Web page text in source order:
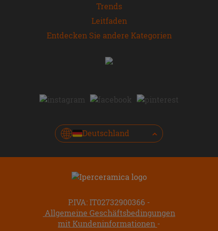
Trends
Leitfaden
Entdecken Sie andere Kategorien
Deutschland
P.IVA: IT02732900366
Allgemeine Geschäftsbedingungen
mit Kundeninformationen